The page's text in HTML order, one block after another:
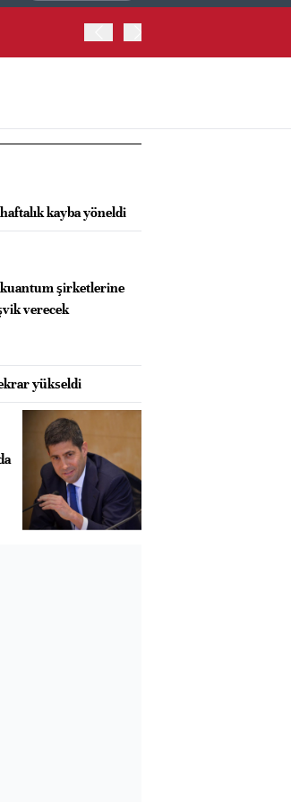
kayba yöneldi
şirketlerine
verecek
yükseldi